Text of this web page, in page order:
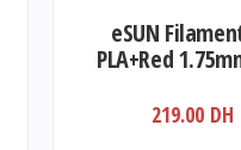
eSUN
PLA+Red
219.00 DH